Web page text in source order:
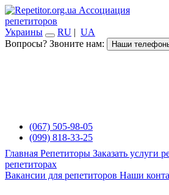
Ассоциация
репетиторов
Украины
RU | UA
Вопросы? Звоните нам:
Наши
(067) 505-98-05
(099) 818-33-25
Главная Репетиторы Заказать услуги
репетиторах
Вакансии для репетиторов Наши